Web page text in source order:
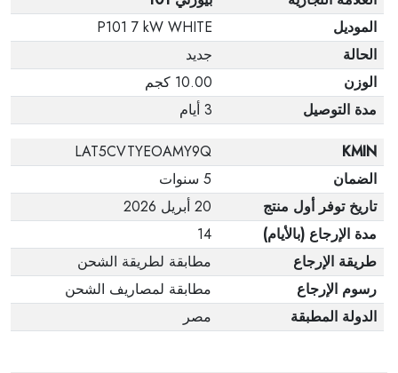
الموديل
P101 7 kW WHITE
الحالة
جديد
الوزن
10.00 كجم
مدة التوصيل
3 أيام
KMIN
LAT5CVTYEOAMY9Q
الضمان
5 سنوات
تاريخ توفر أول منتج
20 أبريل 2026
مدة الإرجاع (بالأيام)
14
طريقة الإرجاع
مطابقة لطريقة الشحن
رسوم الإرجاع
مطابقة لمصاريف الشحن
الدولة المطبقة
مصر